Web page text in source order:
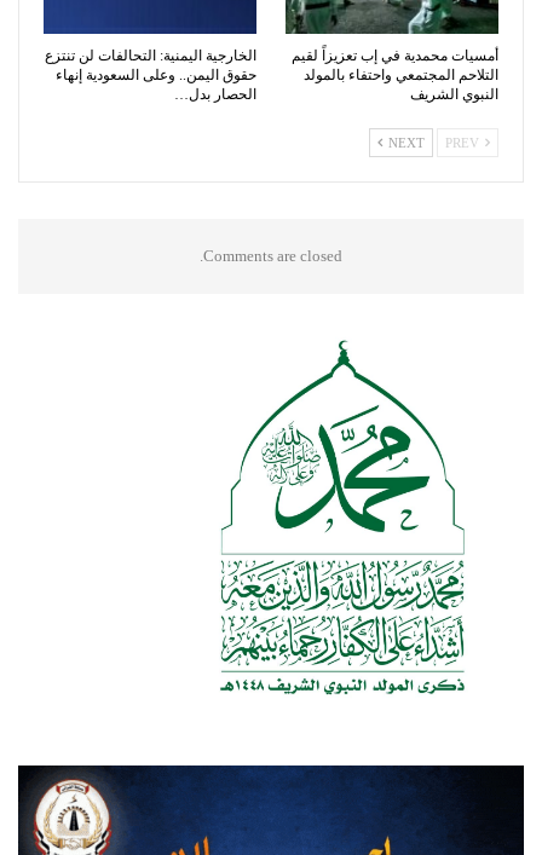
أمسيات محمدية في إب تعزيزاً لقيم
التلاحم المجتمعي واحتفاء بالمولد
النبوي الشريف
الخارجية اليمنية: التحالفات لن تنتزع
حقوق اليمن.. وعلى السعودية إنهاء
الحصار بدل…
NEXT
Comments are closed.